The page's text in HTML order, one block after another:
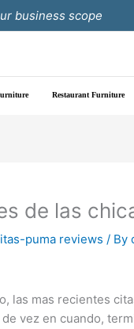
business scope
Restaurant Furniture
de las
puma reviews / By
las mas recientes
vez en cuando,